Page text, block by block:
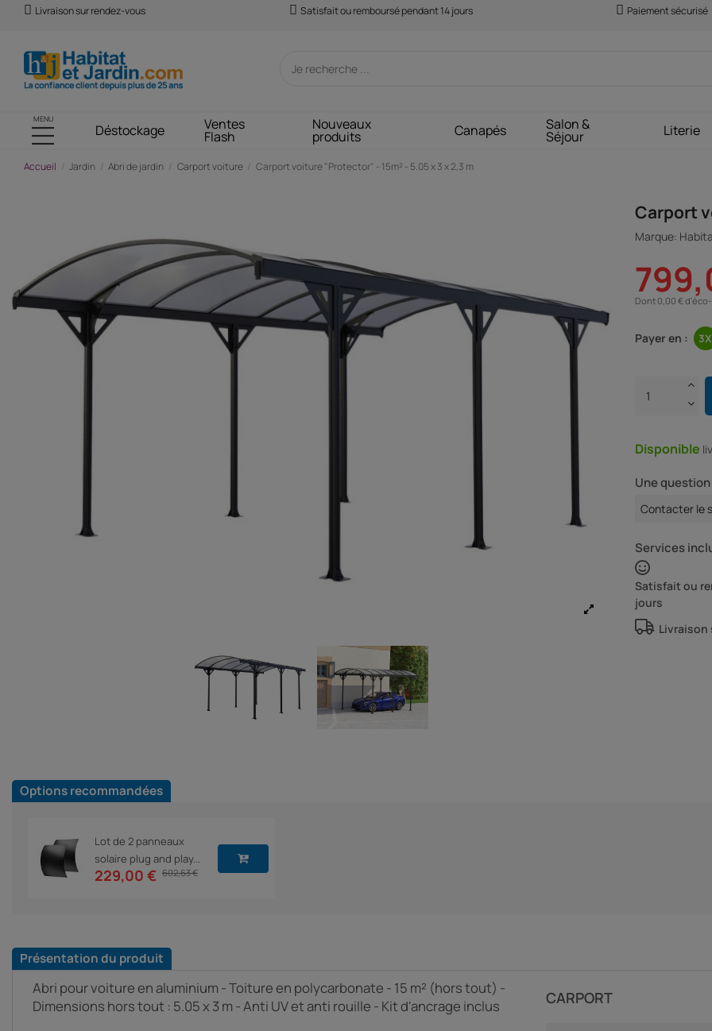
Livraison sur rendez-vous Satisfait ou remboursé pendant 14 jours Paiement sécurisé
MENU
Déstockage Ventes
Flash
Nouveaux
produits Canapés Salon &
Séjour Literie
Accueil Jardin Abri de jardin Carport voiture Carport voiture "Protector" - 15m² - 5.05 x 3 x 2,3 m
Carport
Marque:
Dont 0,00 €
Payer en :
Disponible
Une
Contacter le
Services
Satisfait ou
jours
Livraison
Options recommandées
Lot de 2 panneaux
solaire plug and play...
229,00 € 602,63 €
Présentation du produit
Abri pour voiture en aluminium - Toiture en polycarbonate - 15 m² (hors tout) -
Dimensions hors tout : 5.05 x 3 m - Anti UV et anti rouille - Kit d'ancrage inclus
CARPORT